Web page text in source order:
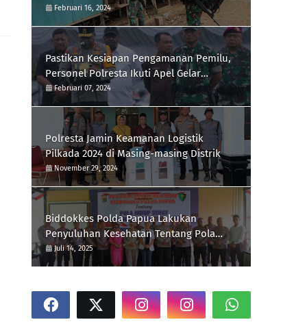
Yonif 111/KB Melaksanakan Silaturrahmi
Februari 16, 2024
Pastikan Kesiapan Pengamanan Pemilu,
Personel Polresta Ikuti Apel Gelar
Pasukan Hari Ini
Februari 07, 2024
Polresta Jamin Keamanan Logistik
Pilkada 2024 di Masing-masing Distrik
November 29, 2024
Biddokkes Polda Papua Lakukan
Penyuluhan Kesehatan Tentang Pola
Hidup Sehat Di Polres Supiori
Juli 14, 2025